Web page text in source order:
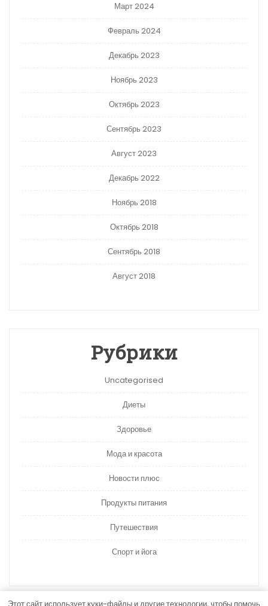
Март 2024
Февраль 2024
Декабрь 2023
Ноябрь 2023
Октябрь 2023
Сентябрь 2023
Август 2023
Декабрь 2022
Ноябрь 2018
Октябрь 2018
Сентябрь 2018
Август 2018
Рубрики
Uncategorised
Диеты
Здоровье
Мода и красота
Новости плюс
Продукты питания
Путешествия
Спорт и йога
Этот сайт использует куки-файлы и другие технологии, чтобы помочь